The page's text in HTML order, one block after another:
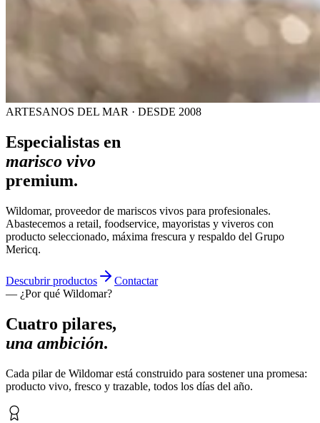
ARTESANOS DEL MAR · DESDE 2008
Especialistas en
marisco vivo
premium.
Wildomar, proveedor de mariscos vivos para profesionales.
Abastecemos a retail, foodservice, mayoristas y viveros con
producto seleccionado, máxima frescura y respaldo del Grupo
Mericq.
Descubrir productos
Contactar
— ¿Por qué Wildomar?
Cuatro pilares,
una ambición.
Cada pilar de Wildomar está construido para sostener una promesa:
producto vivo, fresco y trazable, todos los días del año.